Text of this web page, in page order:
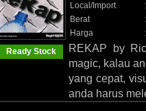
Ready Stock
Local/Import
:
Berat
:
Harga
:
REKAP by
magic, kalau
yang cepat,
anda harus